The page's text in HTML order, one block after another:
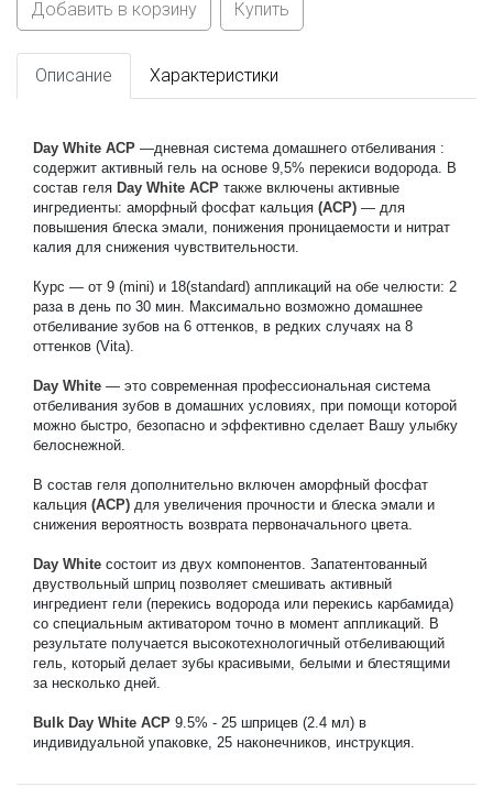
Добавить в корзину
Купить
Описание Характеристики
Day White ACP —дневная система домашнего отбеливания :
содержит активный гель на основе 9,5% перекиси водорода. В
состав геля Day White ACP также включены активные
ингредиенты: аморфный фосфат кальция (ACP) — для
повышения блеска эмали, понижения проницаемости и нитрат
калия для снижения чувствительности.
Курс — от 9 (mini) и 18(standard) аппликаций на обе челюсти: 2
раза в день по 30 мин. Максимально возможно домашнее
отбеливание зубов на 6 оттенков, в редких случаях на 8
оттенков (Vita).
Day White — это современная профессиональная система
отбеливания зубов в домашних условиях, при помощи которой
можно быстро, безопасно и эффективно сделает Вашу улыбку
белоснежной.
В состав геля дополнительно включен аморфный фосфат
кальция (ACP) для увеличения прочности и блеска эмали и
снижения вероятность возврата первоначального цвета.
Day White состоит из двух компонентов. Запатентованный
двуствольный шприц позволяет смешивать активный
ингредиент гели (перекись водорода или перекись карбамида)
со специальным активатором точно в момент аппликаций. В
результате получается высокотехнологичный отбеливающий
гель, который делает зубы красивыми, белыми и блестящими
за несколько дней.
Bulk Day White ACP 9.5% - 25 шприцев (2.4 мл) в
индивидуальной упаковке, 25 наконечников, инструкция.